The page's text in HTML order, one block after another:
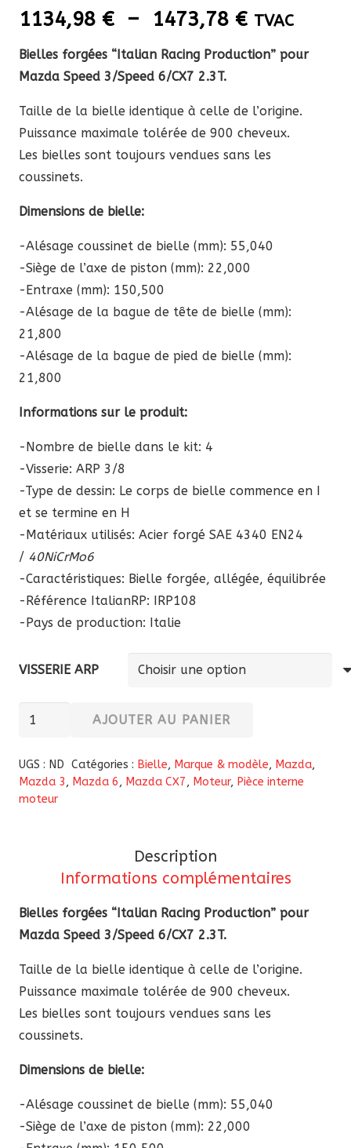
1134,98 € – 1473,78 €Plage
prix :
à
1473,78 €
TVAC
Bielles forgées “Italian Racing Production” pour
Mazda Speed 3/Speed 6/CX7 2.3T.
Taille de la bielle identique à celle de l’origine.
Puissance maximale tolérée de 900 cheveux.
Les bielles sont toujours vendues sans les
coussinets.
Dimensions de bielle:
-Alésage coussinet de bielle (mm): 55,040
-Siège de l’axe de piston (mm): 22,000
-Entraxe (mm): 150,500
-Alésage de la bague de tête de bielle (mm):
21,800
-Alésage de la bague de pied de bielle (mm):
21,800
Informations sur le produit:
-Nombre de bielle dans le kit: 4
-Visserie: ARP 3/8
-Type de dessin: Le corps de bielle commence en I
et se termine en H
-Matériaux utilisés: Acier forgé SAE 4340 EN24
/ 40NiCrMo6
-Caractéristiques: Bielle forgée, allégée, équilibrée
-Référence ItalianRP: IRP108
-Pays de production: Italie
VISSERIE ARP
quantité
Bielles
forgées
“ItalianRP”
3/Speed
6/CX7
2.3T
AJOUTER AU PANIER
UGS : ND Catégories : Bielle, Marque & modèle, Mazda,
Mazda 3, Mazda 6, Mazda CX7, Moteur, Pièce interne
moteur
Description
Informations complémentaires
Bielles forgées “Italian Racing Production” pour
Mazda Speed 3/Speed 6/CX7 2.3T.
Taille de la bielle identique à celle de l’origine.
Puissance maximale tolérée de 900 cheveux.
Les bielles sont toujours vendues sans les
coussinets.
Dimensions de bielle:
-Alésage coussinet de bielle (mm): 55,040
-Siège de l’axe de piston (mm): 22,000